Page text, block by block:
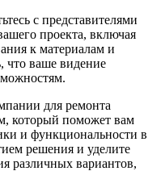
с представителями
проекта, включая
к материалам и
что ваше видение
для ремонта
который поможет вам
и функциональности в
решения и уделите
различных вариантов,